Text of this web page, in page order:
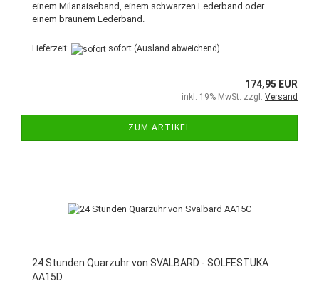
einem Milanaiseband, einem schwarzen Lederband oder
einem braunem Lederband.
Lieferzeit: sofort (Ausland abweichend)
174,95 EUR
inkl. 19% MwSt. zzgl. Versand
ZUM ARTIKEL
24 Stunden Quarzuhr von SVALBARD - SOLFESTUKA
AA15D